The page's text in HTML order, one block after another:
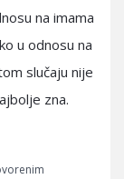
na imama
u odnosu na
slučaju nije
zna.